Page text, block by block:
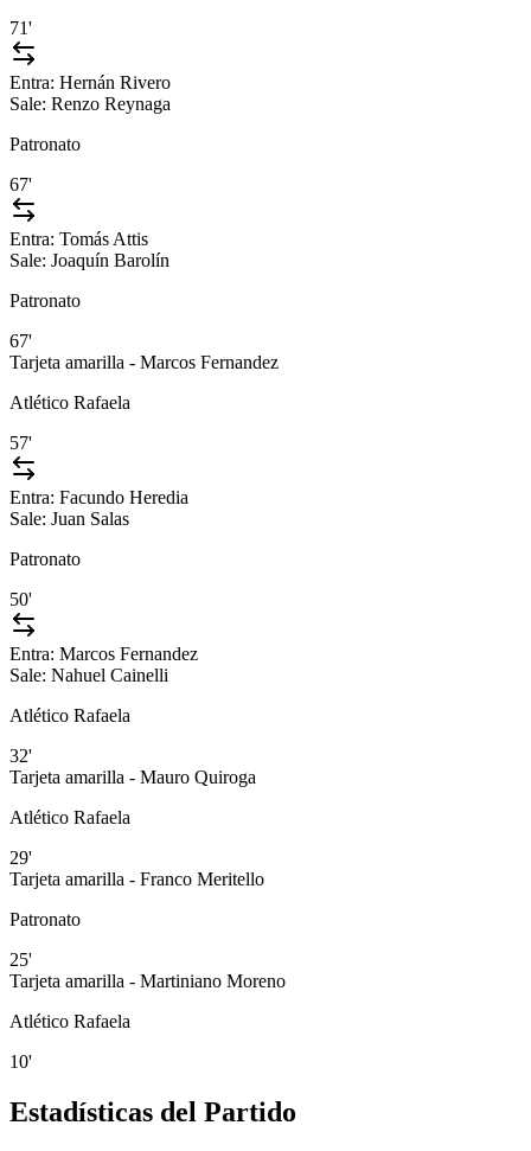
71'
Entra: Hernán Rivero
Sale: Renzo Reynaga
Patronato
67'
Entra: Tomás Attis
Sale: Joaquín Barolín
Patronato
67'
Tarjeta amarilla - Marcos Fernandez
Atlético Rafaela
57'
Entra: Facundo Heredia
Sale: Juan Salas
Patronato
50'
Entra: Marcos Fernandez
Sale: Nahuel Cainelli
Atlético Rafaela
32'
Tarjeta amarilla - Mauro Quiroga
Atlético Rafaela
29'
Tarjeta amarilla - Franco Meritello
Patronato
25'
Tarjeta amarilla - Martiniano Moreno
Atlético Rafaela
10'
Estadísticas del Partido